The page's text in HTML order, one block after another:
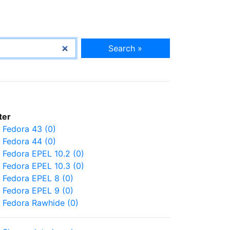
Search »
Fedora 43 (0)
Fedora 44 (0)
Fedora EPEL 10.2 (0)
Fedora EPEL 10.3 (0)
Fedora EPEL 8 (0)
Fedora EPEL 9 (0)
Fedora Rawhide (0)